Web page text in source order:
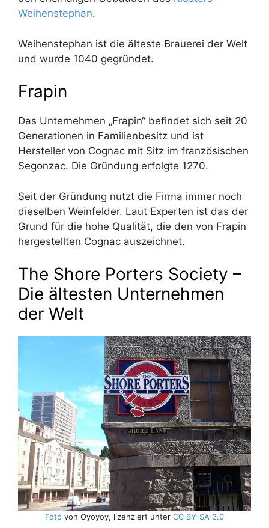
Weihenstephan.
Weihenstephan ist die älteste Brauerei der Welt
und wurde 1040 gegründet.
Frapin
Das Unternehmen „Frapin“ befindet sich seit 20
Generationen in Familienbesitz und ist
Hersteller von Cognac mit Sitz im französischen
Segonzac. Die Gründung erfolgte 1270.
Seit der Gründung nutzt die Firma immer noch
dieselben Weinfelder. Laut Experten ist das der
Grund für die hohe Qualität, die den von Frapin
hergestellten Cognac auszeichnet.
The Shore Porters Society –
Die ältesten Unternehmen
der Welt
Foto von Oyoyoy, lizenziert unter CC BY-SA 3.0